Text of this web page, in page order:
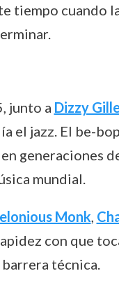
tiempo cuando
junto a Dizzy
el jazz. El be-
generaciones
mundial.
Monk,
con que
técnica.